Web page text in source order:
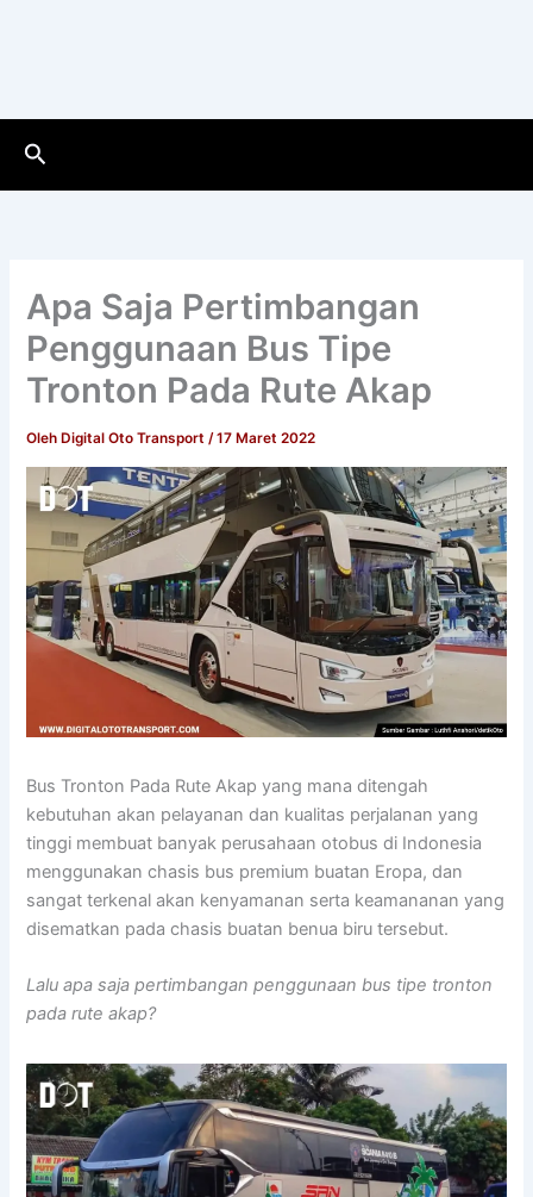
Cari
Apa Saja Pertimbangan
Penggunaan Bus Tipe
Tronton Pada Rute Akap
Oleh Digital Oto Transport/17 Maret 2022
Bus Tronton Pada Rute Akap yang mana ditengah
kebutuhan akan pelayanan dan kualitas perjalanan yang
tinggi membuat banyak perusahaan otobus di Indonesia
menggunakan chasis bus premium buatan Eropa, dan
sangat terkenal akan kenyamanan serta keamananan yang
disematkan pada chasis buatan benua biru tersebut.
Lalu apa saja pertimbangan penggunaan bus tipe tronton
pada rute akap?